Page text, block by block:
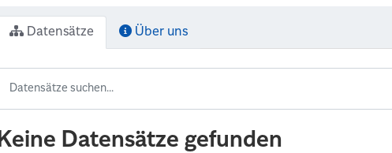
Datensätze Über uns
Keine Datensätze gefunden